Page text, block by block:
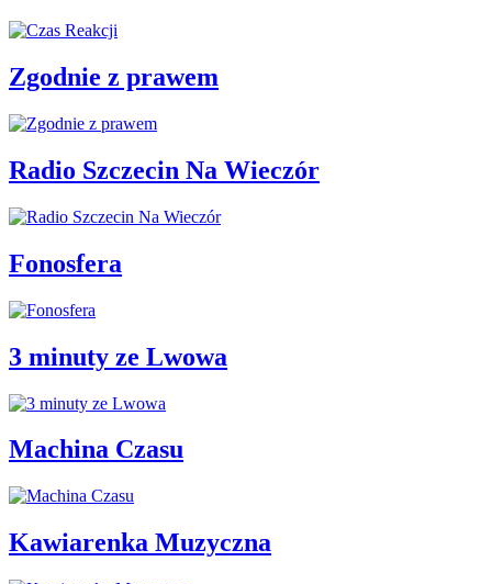
Zgodnie z prawem
Radio Szczecin Na Wieczór
Fonosfera
3 minuty ze Lwowa
Machina Czasu
Kawiarenka Muzyczna